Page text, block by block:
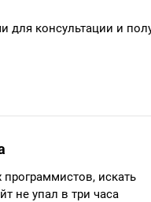
консультации и
искать
не упал в три часа